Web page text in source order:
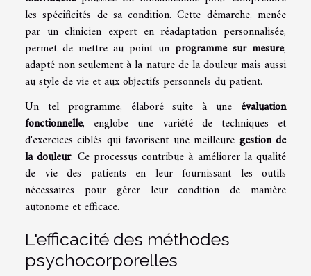
les spécificités de sa condition. Cette démarche, menée
par un clinicien expert en réadaptation personnalisée,
permet de mettre au point un programme sur mesure,
adapté non seulement à la nature de la douleur mais aussi
au style de vie et aux objectifs personnels du patient.
Un tel programme, élaboré suite à une évaluation
fonctionnelle, englobe une variété de techniques et
d'exercices ciblés qui favorisent une meilleure gestion de
la douleur. Ce processus contribue à améliorer la qualité
de vie des patients en leur fournissant les outils
nécessaires pour gérer leur condition de manière
autonome et efficace.
L'efficacité des méthodes
psychocorporelles